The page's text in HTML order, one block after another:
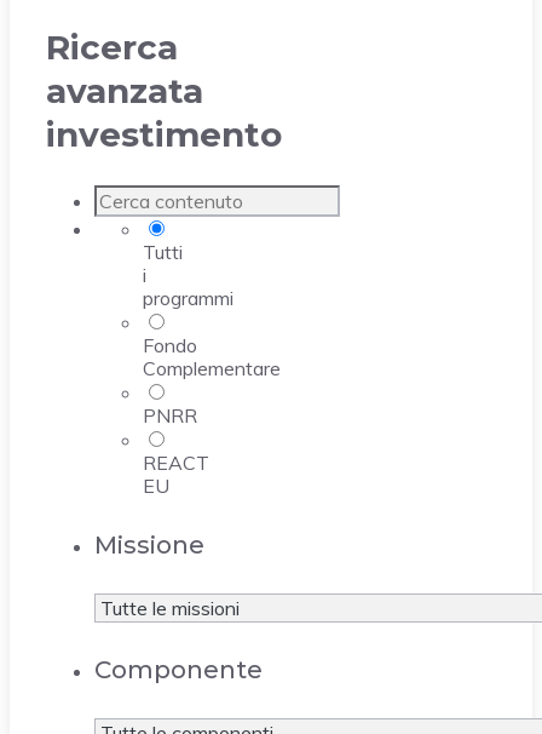
Ricerca
avanzata
investimento
Tutti
i
programmi
Fondo
Complementare
PNRR
REACT
EU
Missione
Componente